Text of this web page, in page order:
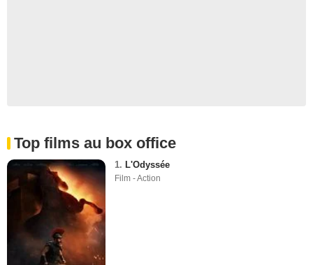
Top films au box office
1. L'Odyssée
Film - Action